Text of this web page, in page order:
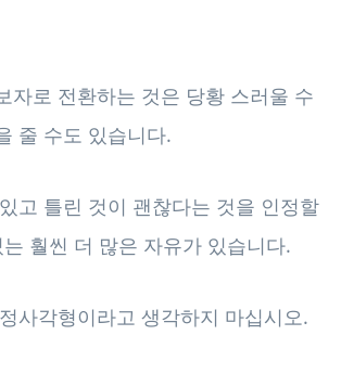
자로 전환하는 것은 당황 스러울 수
줄 수도 있습니다.
고 틀린 것이 괜찮다는 것을 인정할
훨씬 더 많은 자유가 있습니다.
사각형이라고 생각하지 마십시오.